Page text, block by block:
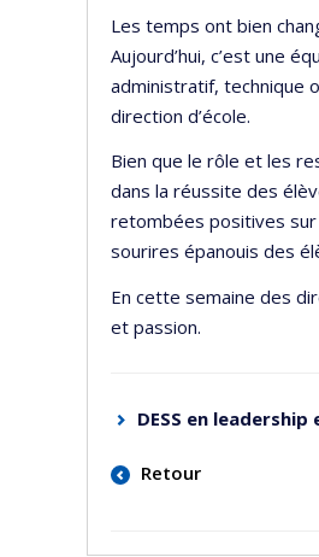
Les temps ont bien
Aujourd’hui, c’est une
administratif, technique
direction d’école.
Bien que le rôle et les
dans la réussite des
retombées positives sur
sourires épanouis des
En cette semaine des
et passion.
DESS en
Retour